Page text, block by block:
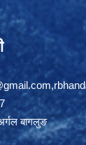
,
बागलुङ